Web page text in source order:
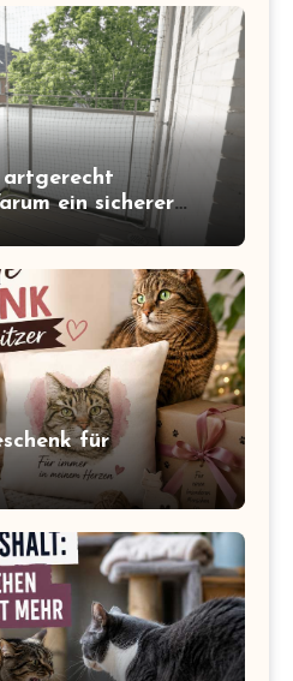
artgerecht
ein sicherer
dazugehört
für